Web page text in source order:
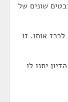
שונים של
אותו. זו
יתנו לו